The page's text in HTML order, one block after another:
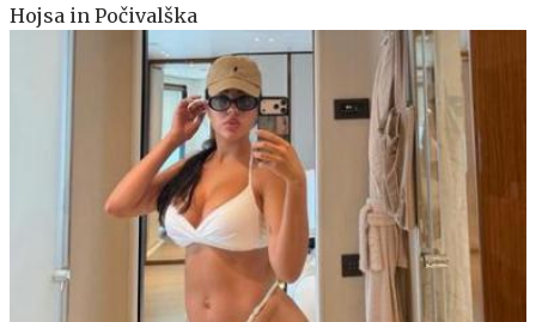
Hojsa in Počivalška